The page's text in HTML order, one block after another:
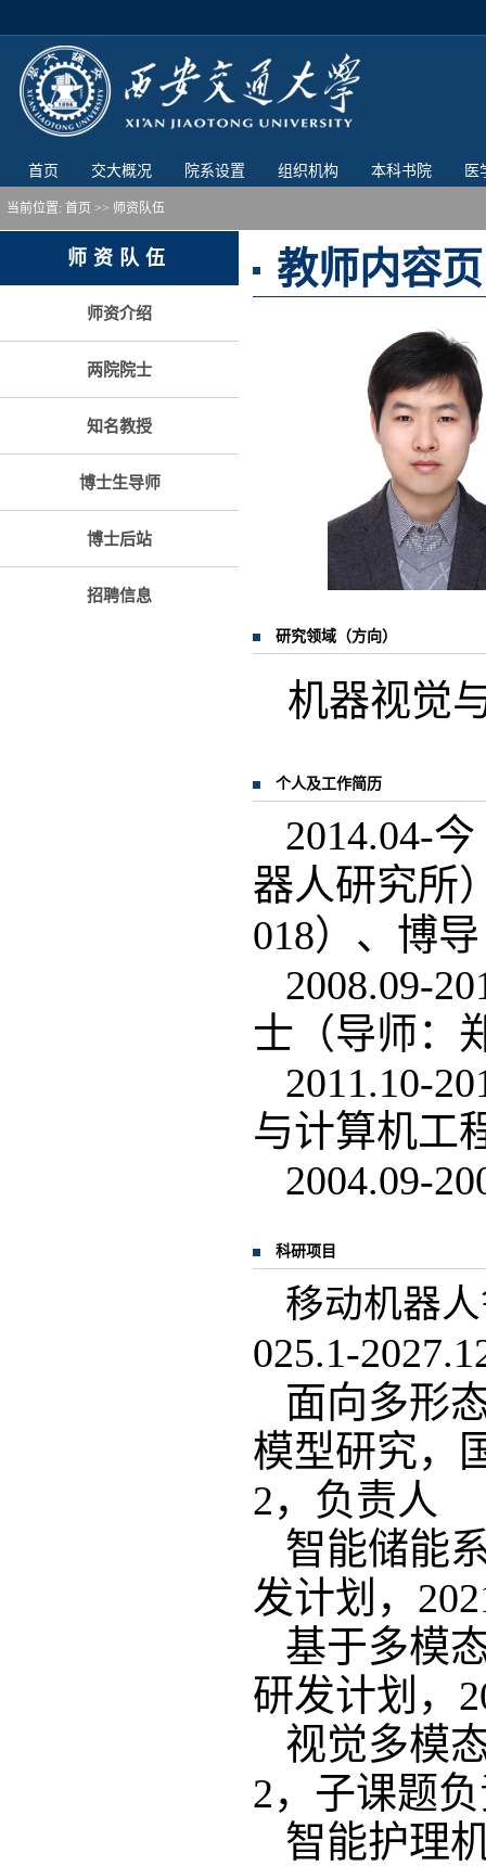
首页 交大概况 院系设置 组织机构 本科书院 医
当前位置: 首页 >> 师资队伍
师资队伍
师资介绍
两院院士
知名教授
博士生导师
博士后站
招聘信息
教师内容页
研究领域（方向）
机器视觉
个人及工作简历
2014.04-
器人研究所
018）、博
2008.09-
士（导师：
2011.10-
与计算机工
2004.09-
科研项目
移动机器
025.1-
面向多形
模型研究，
2，负责人
智能储能
发计划，
基于多模
研发计划，
视觉多模
2，子课题
智能护理